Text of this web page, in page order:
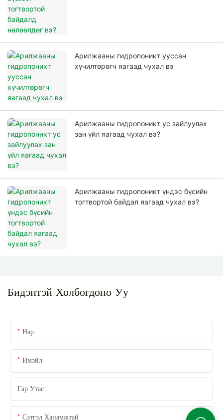
Арилжааны гидропоникт ууссан
хүчилтөрөгч яагаад чухал вэ
Арилжааны гидропоникт ус зайлуулах
зан үйл яагаад чухал вэ?
Арилжааны гидропоникт үндэс бүсийн
тогтвортой байдал яагаад чухал вэ?
Бидэнтэй Холбогдоно Уу
Нэр
Имэйл
Гар Утас
Сэтгэл Ханамжтай